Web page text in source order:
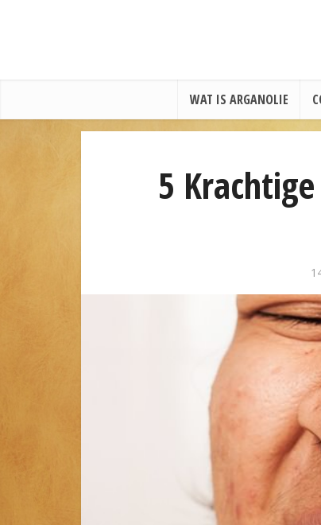
WAT IS ARGANOLIE
5